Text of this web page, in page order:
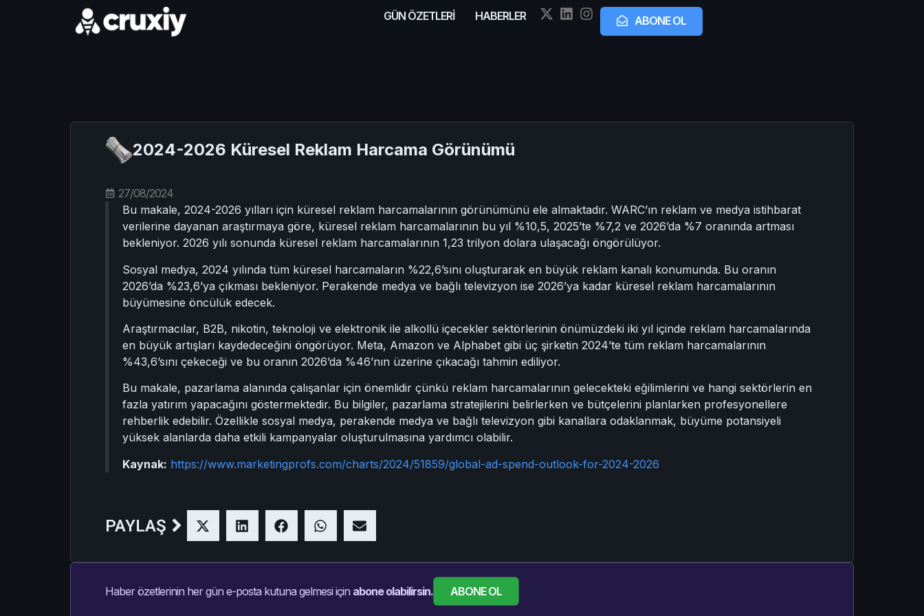
GÜN ÖZETLERİ HABERLER ABONE OL
2024-2026 Küresel Reklam Harcama Görünümü
27/08/2024
Bu makale, 2024-2026 yılları için küresel reklam harcamalarının görünümünü ele almaktadır. WARC’ın reklam ve medya istihbarat
verilerine dayanan araştırmaya göre, küresel reklam harcamalarının bu yıl %10,5, 2025’te %7,2 ve 2026’da %7 oranında artması
bekleniyor. 2026 yılı sonunda küresel reklam harcamalarının 1,23 trilyon dolara ulaşacağı öngörülüyor.
Sosyal medya, 2024 yılında tüm küresel harcamaların %22,6’sını oluşturarak en büyük reklam kanalı konumunda. Bu oranın
2026’da %23,6’ya çıkması bekleniyor. Perakende medya ve bağlı televizyon ise 2026’ya kadar küresel reklam harcamalarının
büyümesine öncülük edecek.
Araştırmacılar, B2B, nikotin, teknoloji ve elektronik ile alkollü içecekler sektörlerinin önümüzdeki iki yıl içinde reklam harcamalarında
en büyük artışları kaydedeceğini öngörüyor. Meta, Amazon ve Alphabet gibi üç şirketin 2024’te tüm reklam harcamalarının
%43,6’sını çekeceği ve bu oranın 2026’da %46’nın üzerine çıkacağı tahmin ediliyor.
Bu makale, pazarlama alanında çalışanlar için önemlidir çünkü reklam harcamalarının gelecekteki eğilimlerini ve hangi sektörlerin en
fazla yatırım yapacağını göstermektedir. Bu bilgiler, pazarlama stratejilerini belirlerken ve bütçelerini planlarken profesyonellere
rehberlik edebilir. Özellikle sosyal medya, perakende medya ve bağlı televizyon gibi kanallara odaklanmak, büyüme potansiyeli
yüksek alanlarda daha etkili kampanyalar oluşturulmasına yardımcı olabilir.
Kaynak: https://www.marketingprofs.com/charts/2024/51859/global-ad-spend-outlook-for-2024-2026
PAYLAŞ
Haber özetlerinin her gün e-posta kutuna gelmesi için abone olabilirsin. ABONE OL